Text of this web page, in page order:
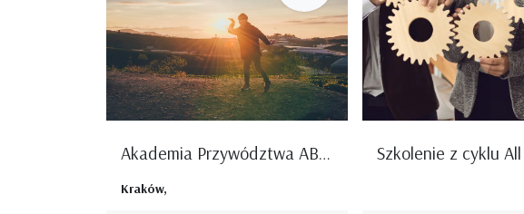
Akademia Przywództwa ABC - Warsztaty „Nastawienie na rozwój - odblokuj swój potencjał”
Kraków,